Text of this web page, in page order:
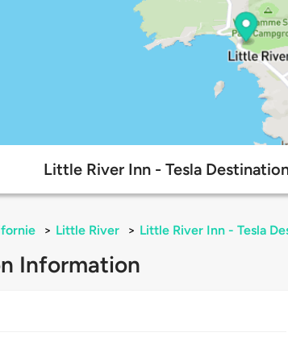
Little River Inn - Tesla
> Little River > Little River Inn - Tesla
Information